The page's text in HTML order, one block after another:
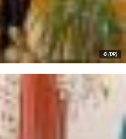
© (DR)